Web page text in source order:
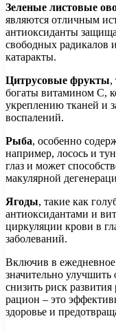
Зеленые листовые
являются отличным
антиоксиданты
свободных радикалов
катаракты.
Цитрусовые фрукты,
богаты витамином C,
укреплению тканей и
воспалений.
Рыба, особенно
например, лосось и
глаз и может
макулярной
Ягоды, такие как
антиоксидантами и
циркуляции крови в
заболеваний.
Включив в
значительно улучшить
снизить риск
рацион – это
здоровье и